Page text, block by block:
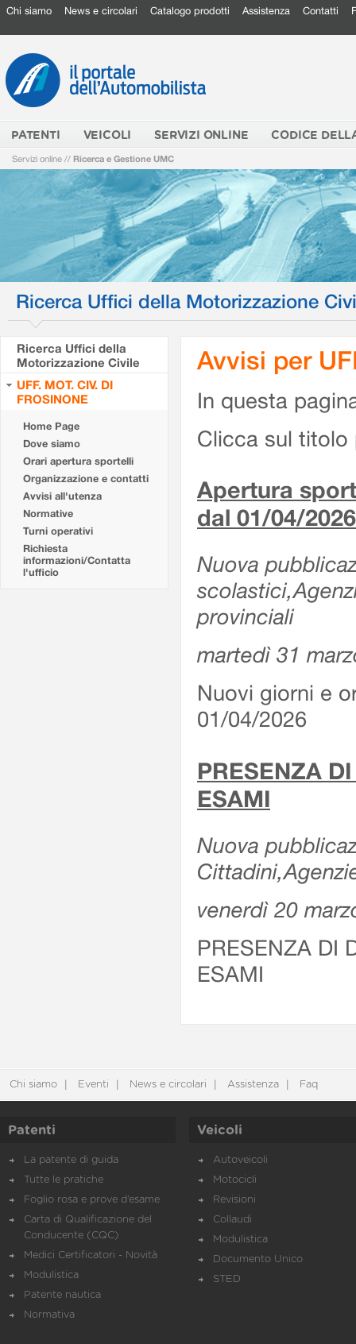
Chi siamo News e circolari Catalogo prodotti Assistenza Contatti
PATENTI VEICOLI SERVIZI ONLINE CODICE
Servizi online // Ricerca e Gestione UMC
Ricerca Uffici della Motorizzazione
Ricerca Uffici della
Motorizzazione Civile
UFF. MOT. CIV. DI
FROSINONE
Home Page
Dove siamo
Orari apertura sportelli
Organizzazione e contatti
Avvisi all'utenza
Normative
Turni operativi
Richiesta
informazioni/Contatta
l'ufficio
Avvisi per
In questa
Clicca sul titolo
Apertura
dal 01/04/2026
Nuova
provinciali
martedì 31
Nuovi giorni e
01/04/2026
PRESENZA
ESAMI
Nuova
venerdì 20
PRESENZA DI
ESAMI
Chi siamo Eventi News e circolari Assistenza Faq
Patenti
La patente di guida
Tutte le pratiche
Foglio rosa e prove d’esame
Carta di Qualificazione del
Conducente (CQC)
Medici Certificatori - Novità
Modulistica
Patente nautica
Normativa
Veicoli
Autoveicoli
Motocicli
Revisioni
Collaudi
Modulistica
Documento Unico
STED